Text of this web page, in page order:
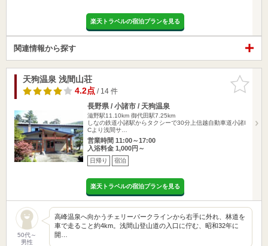
楽天トラベルの宿泊プランを見る
関連情報から探す
お気に入
りに追加
天狗温泉 浅間山荘
4.2点/ 14 件
長野県 / 小諸市 / 天狗温泉
滋野駅11.10km 御代田駅7.25km
しなの鉄道小諸駅からタクシーで30分上信越自動車道小諸I
Cより浅間サ…
営業時間 11:00～17:00
入浴料金 1,000円～
日帰り 宿泊
楽天トラベルの宿泊プランを見る
50代～
男性
高峰温泉へ向かうチェリーパークラインから右手に外れ、林道を
車で走ること約4km。浅間山登山道の入口に佇む、昭和32年に
開…